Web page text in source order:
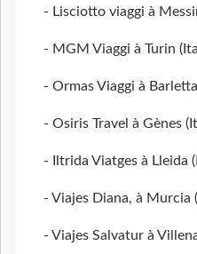
- Lisciotto viaggi à
- MGM Viaggi à Turin
- Ormas Viaggi à
- Osiris Travel à Gènes
- Iltrida Viatges à Lleida
- Viajes Diana, à Murcia
- Viajes Salvatur à